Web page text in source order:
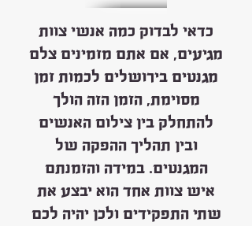
כדאי לבדוק כמה אנשי צוות
מגיעים, אם אתם מזמינים צלם
מגנטים בירושלים לכמות זמן
מסוימת, הזמן הזה הולך
להתחלק בין צילום האנשים
ובין תהליך ההפקה של
המגנטים. במידה והזמנתם
איש צוות אחד הוא יבצע את
שתי התפקידים ולכן יהיה לכם